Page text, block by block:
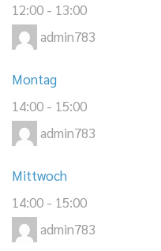
12:00 - 13:00
admin783
Montag
14:00 - 15:00
admin783
Mittwoch
14:00 - 15:00
admin783